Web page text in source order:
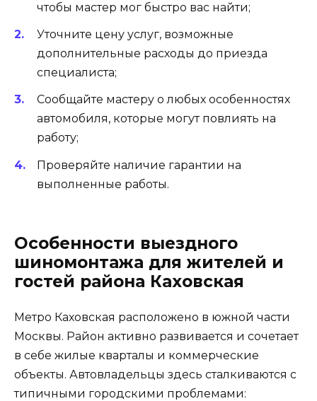
чтобы мастер мог быстро вас найти;
Уточните цену услуг, возможные
дополнительные расходы до приезда
специалиста;
Сообщайте мастеру о любых особенностях
автомобиля, которые могут повлиять на
работу;
Проверяйте наличие гарантии на
выполненные работы.
Особенности выездного
шиномонтажа для жителей и
гостей района Каховская
Метро Каховская расположено в южной части
Москвы. Район активно развивается и сочетает
в себе жилые кварталы и коммерческие
объекты. Автовладельцы здесь сталкиваются с
типичными городскими проблемами: